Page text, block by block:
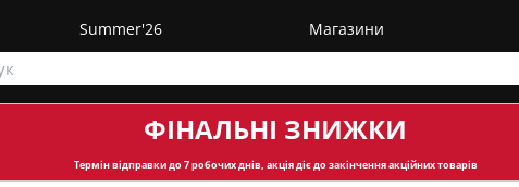
Summer'26 Магазини
ФІНАЛЬНІ ЗНИЖКИ
Термін відправкидо 7 робочих днів, акція діє до закінчення акційних товарів